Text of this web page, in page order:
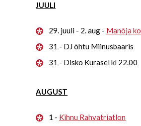
JUULI
29. juuli - 2. aug - Manõja
31 - DJ õhtu Miinusbaaris
31 - Disko Kurasel kl 22.00
AUGUST
1 - Kihnu Rahvatriatlon